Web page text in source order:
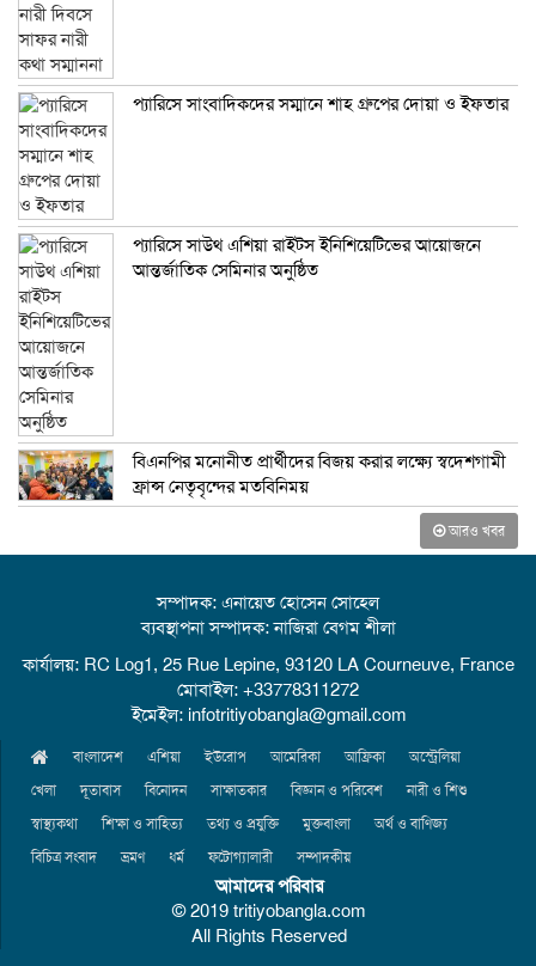
প্যারিসে সাংবাদিকদের সম্মানে শাহ গ্রুপের দোয়া ও ইফতার
প্যারিসে সাউথ এশিয়া রাইটস ইনিশিয়েটিভের আয়োজনে
আন্তর্জাতিক সেমিনার অনুষ্ঠিত
বিএনপির মনোনীত প্রার্থীদের বিজয় করার লক্ষ্যে স্বদেশগামী
ফ্রান্স নেতৃবৃন্দের মতবিনিময়
আরও খবর
সম্পাদক: এনায়েত হোসেন সোহেল
ব্যবস্থাপনা সম্পাদক: নাজিরা বেগম শীলা
কার্যালয়: RC Log1, 25 Rue Lepine, 93120 LA Courneuve, France
মোবাইল: +33778311272
ইমেইল: infotritiyobangla@gmail.com
বাংলাদেশ এশিয়া ইউরোপ আমেরিকা আফ্রিকা
অস্ট্রেলিয়া
খেলা
দূতাবাস বিনোদন সাক্ষাতকার বিজ্ঞান ও পরিবেশ
নারী ও শিশু
স্বাস্থ্যকথা
শিক্ষা ও সাহিত্য তথ্য ও প্রযুক্তি মুক্তবাংলা
অর্থ ও বাণিজ্য
বিচিত্র সংবাদ
ভ্রমণ ধর্ম ফটোগ্যালারী সম্পাদকীয়
আমাদের পরিবার
© 2019 tritiyobangla.com
All Rights Reserved